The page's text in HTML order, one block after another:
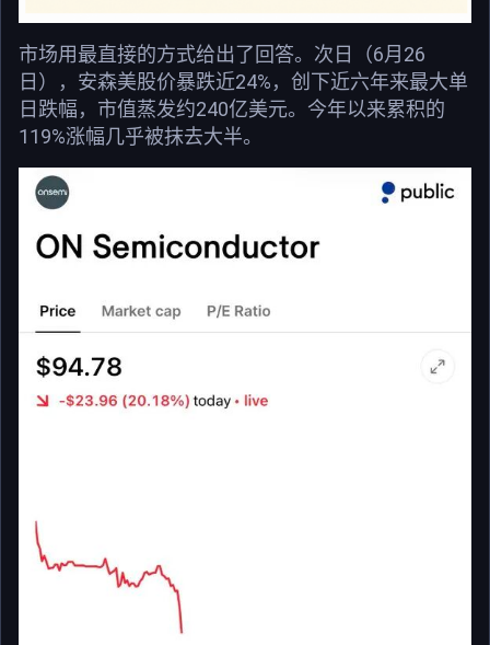
市场用最直接的方式给出了回答。次日（6月26
日），安森美股价暴跌近24%，创下近六年来最大单
日跌幅，市值蒸发约240亿美元。今年以来累积的
119%涨幅几乎被抹去大半。